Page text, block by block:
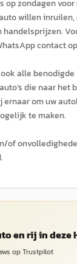
zondagen
willen
contact
alle benodigde
die naar het
ernaar om uw
te maken.
of
en rij in deze
op Trustpilot